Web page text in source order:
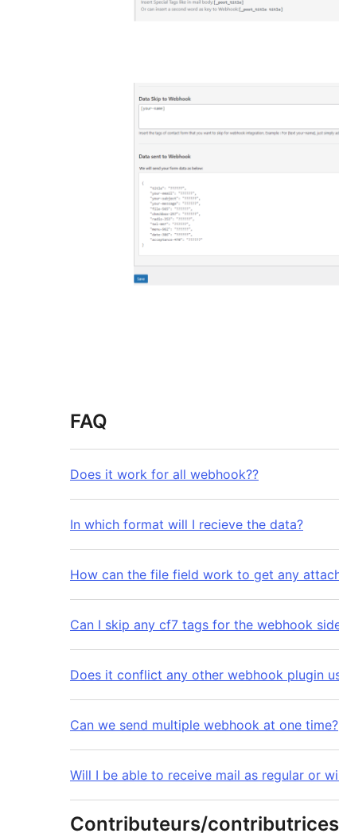
FAQ
Does it work for all webhook??
In which format will I recieve the data?
How can the file field work to get any
Can I skip any cf7 tags for the webhook
Does it conflict any other webhook plugin
Can we send multiple webhook at one time?
Will I be able to receive mail as regular or
Contributeurs/